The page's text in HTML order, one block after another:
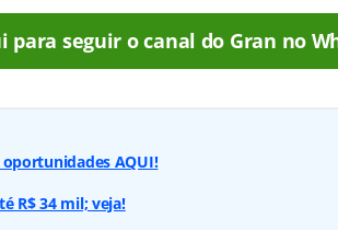
para seguir o canal do Gran no
oportunidades AQUI!
R$ 34 mil; veja!